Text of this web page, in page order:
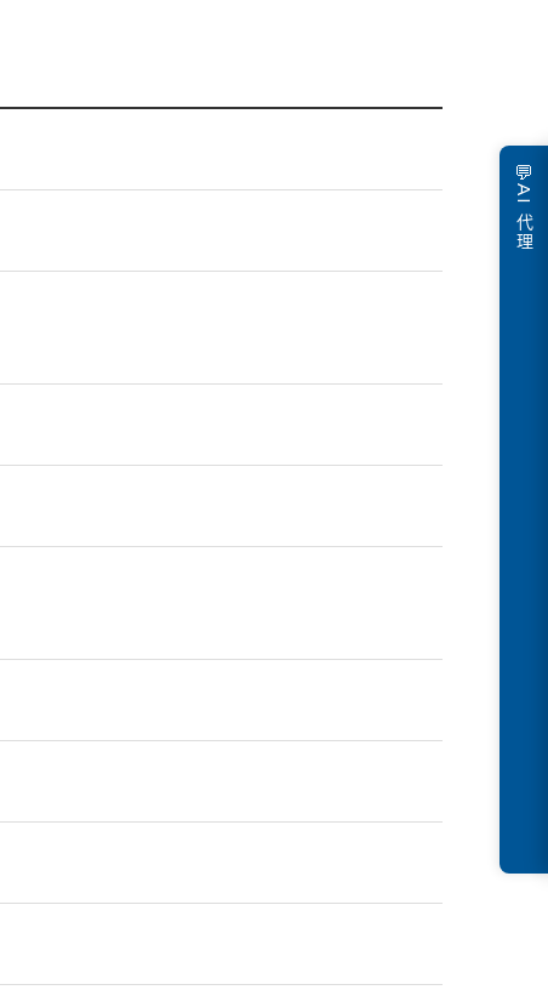
板 X 2PCS
💬
AI 代理